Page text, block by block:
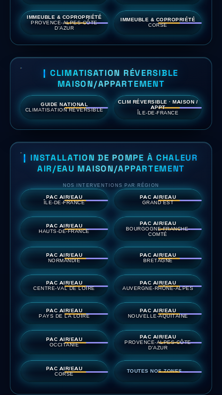
IMMEUBLE & COPROPRIÉTÉ
PROVENCE-ALPES-CÔTE
D'AZUR
IMMEUBLE & COPROPRIÉTÉ
CORSE
CLIMATISATION RÉVERSIBLE
MAISON/APPARTEMENT
GUIDE NATIONAL
CLIMATISATION RÉVERSIBLE
CLIM RÉVERSIBLE · MAISON /
APPT
ÎLE-DE-FRANCE
INSTALLATION DE POMPE À CHALEUR
AIR/EAU MAISON/APPARTEMENT
NOS INTERVENTIONS PAR RÉGION
PAC AIR/EAU
ÎLE-DE-FRANCE
PAC AIR/EAU
GRAND EST
PAC AIR/EAU
HAUTS-DE-FRANCE
PAC AIR/EAU
BOURGOGNE-FRANCHE-
COMTÉ
PAC AIR/EAU
NORMANDIE
PAC AIR/EAU
BRETAGNE
PAC AIR/EAU
CENTRE-VAL DE LOIRE
PAC AIR/EAU
AUVERGNE-RHÔNE-ALPES
PAC AIR/EAU
PAYS DE LA LOIRE
PAC AIR/EAU
NOUVELLE-AQUITAINE
PAC AIR/EAU
OCCITANIE
PAC AIR/EAU
PROVENCE-ALPES-CÔTE
D'AZUR
PAC AIR/EAU
CORSE
TOUTES NOS ZONES →